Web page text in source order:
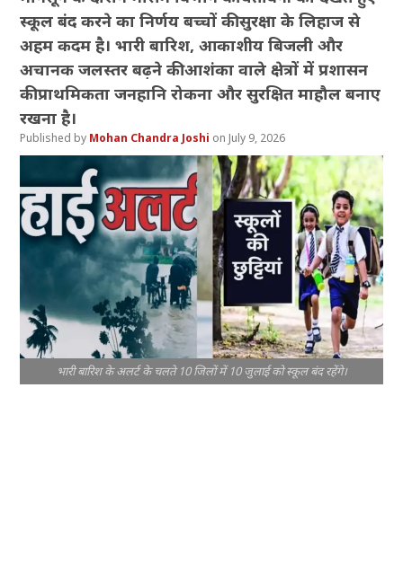
स्कूल बंद करने का निर्णय बच्चों की सुरक्षा के लिहाज से
अहम कदम है। भारी बारिश, आकाशीय बिजली और
अचानक जलस्तर बढ़ने की आशंका वाले क्षेत्रों में प्रशासन
की प्राथमिकता जनहानि रोकना और सुरक्षित माहौल बनाए
रखना है।
Mohan Chandra Joshi July 9, 2026
भारी बारिश के अलर्ट के चलते 10 जिलों में 10 जुलाई को स्कूल बंद रहेंगे।